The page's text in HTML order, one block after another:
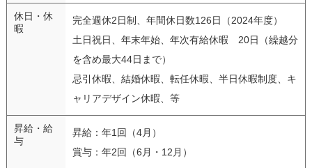
休日・休
暇
完全週休2日制、年間休日数126日（2024年度）
土日祝日、年末年始、年次有給休暇 20日（繰越分
を含め最大44日まで）
忌引休暇、結婚休暇、転任休暇、半日休暇制度、キ
ャリアデザイン休暇、等
昇給・給
与
昇給：年1回（4月）
賞与：年2回（6月・12月）